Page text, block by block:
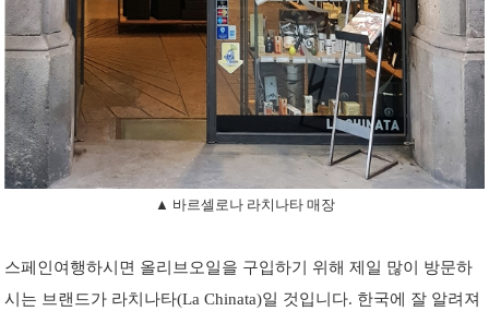
▲ 바르셀로나 라치나타 매장
스페인여행하시면 올리브오일을 구입하기 위해 제일 많이 방문하
시는 브랜드가 라치나타(La Chinata)일 것입니다. 한국에 잘 알려져